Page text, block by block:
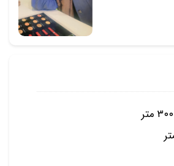
۳۰۰ متر